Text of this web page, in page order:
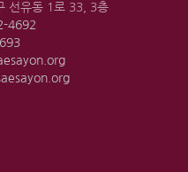
선유동 1로 33, 3층
4692